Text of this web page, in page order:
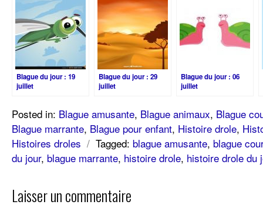
Blague du jour : 19
juillet
Blague du jour : 29
juillet
Blague du jour : 06
juillet
Posted in: Blague amusante, Blague animaux, Blague
Blague marrante, Blague pour enfant, Histoire drole,
Histoires droles / Tagged: blague amusante, blague
du jour, blague marrante, histoire drole, histoire drole du
Laisser un commentaire